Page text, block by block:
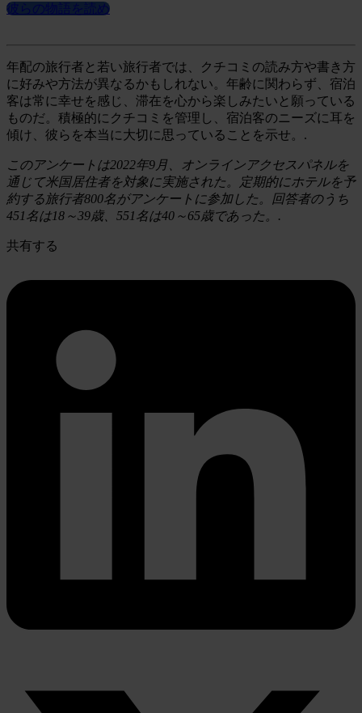
彼らの物語を読め
年配の旅行者と若い旅行者では、クチコミの読み方や書き方
に好みや方法が異なるかもしれない。年齢に関わらず、宿泊
客は常に幸せを感じ、滞在を心から楽しみたいと願っている
ものだ。積極的にクチコミを管理し、宿泊客のニーズに耳を
傾け、彼らを本当に大切に思っていることを示せ。.
このアンケートは2022年9月、オンラインアクセスパネルを
通じて米国居住者を対象に実施された。定期的にホテルを予
約する旅行者800名がアンケートに参加した。回答者のうち
451名は18～39歳、551名は40～65歳であった。.
共有する